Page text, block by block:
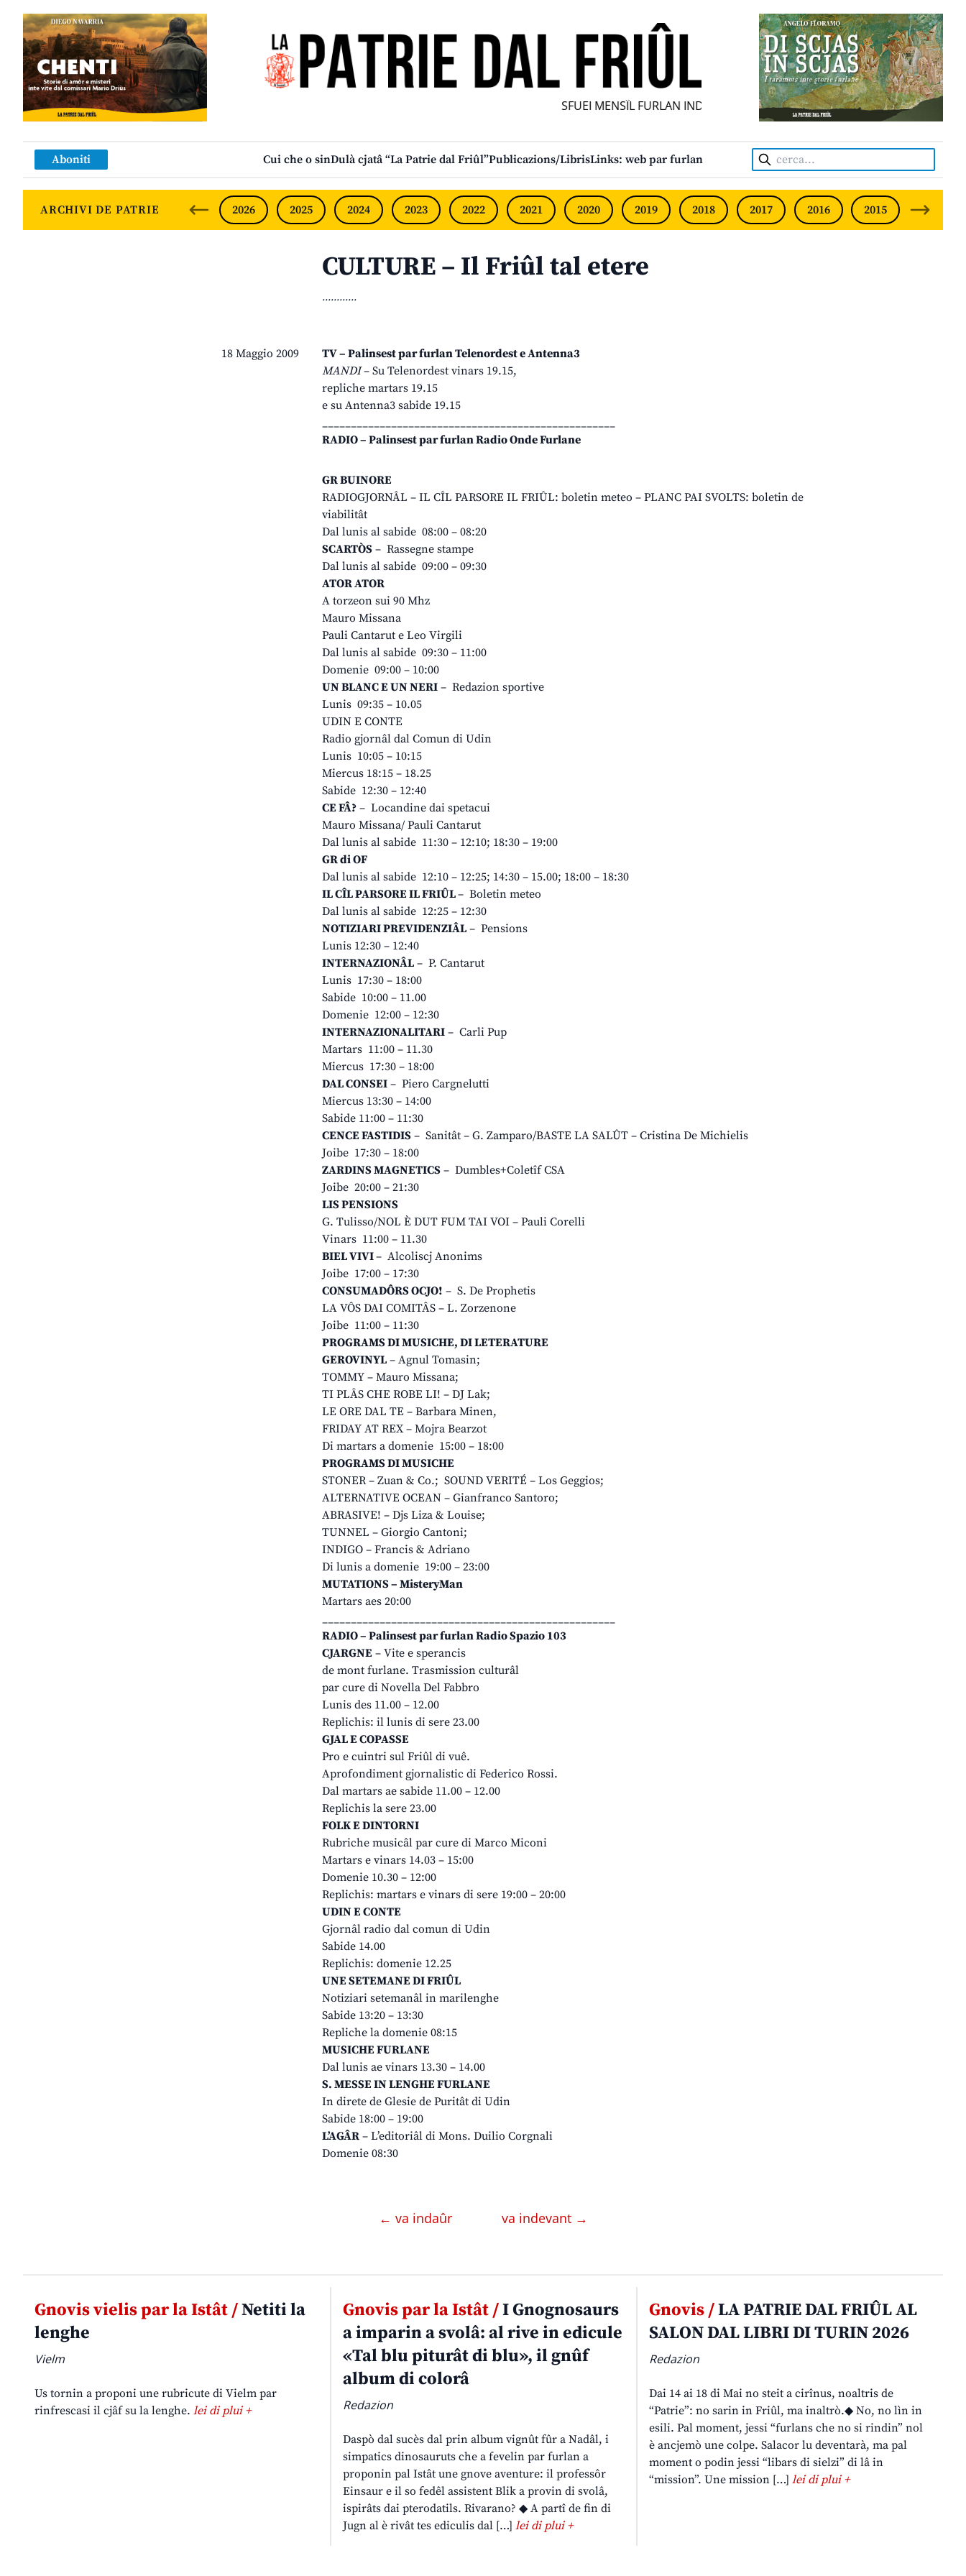
SFUEI MENSÎL FURLAN INDIPENDENT • INDEPENDENT FRIULIAN MONTHLY •
Aboniti Cui che o sinDulà cjatâ “La Patrie dal Friûl”Publicazions/LibrisLinks: web par furlan Cerca:
ARCHIVI DE PATRIE 2026 2025 2024 2023 2022 2021 2020 2019 2018 2017 2016 2015 2014
CULTURE – Il Friûl tal etere
............
18 Maggio 2009
TV – Palinsest par furlan Telenordest e Antenna3
MANDI– Su Telenordest vinars 19.15,
repliche martars 19.15
e su Antenna3 sabide 19.15
___________________________________________________
RADIO – Palinsest par furlan Radio Onde Furlane
GR BUINORE
RADIOGJORNÂL – IL CÎL PARSORE IL FRIÛL: boletin meteo – PLANC PAI SVOLTS: boletin de
viabilitât
Dal lunis al sabide 08:00 – 08:20
SCARTÒS – Rassegne stampe
Dal lunis al sabide 09:00 – 09:30
ATOR ATOR
A torzeon sui 90 Mhz
Mauro Missana
Pauli Cantarut e Leo Virgili
Dal lunis al sabide 09:30 – 11:00
Domenie 09:00 – 10:00
UN BLANC E UN NERI – Redazion sportive
Lunis 09:35 – 10.05
UDIN E CONTE
Radio gjornâl dal Comun di Udin
Lunis 10:05 – 10:15
Miercus 18:15 – 18.25
Sabide 12:30 – 12:40
CE FÂ? – Locandine dai spetacui
Mauro Missana/ Pauli Cantarut
Dal lunis al sabide 11:30 – 12:10; 18:30 – 19:00
GR di OF
Dal lunis al sabide 12:10 – 12:25; 14:30 – 15.00; 18:00 – 18:30
IL CÎL PARSORE IL FRIÛL– Boletin meteo
Dal lunis al sabide 12:25 – 12:30
NOTIZIARI PREVIDENZIÂL – Pensions
Lunis 12:30 – 12:40
INTERNAZIONÂL – P. Cantarut
Lunis 17:30 – 18:00
Sabide 10:00 – 11.00
Domenie 12:00 – 12:30
INTERNAZIONALITARI – Carli Pup
Martars 11:00 – 11.30
Miercus 17:30 – 18:00
DAL CONSEI – Piero Cargnelutti
Miercus 13:30 – 14:00
Sabide 11:00 – 11:30
CENCE FASTIDIS – Sanitât – G. Zamparo/BASTE LA SALÛT – Cristina De Michielis
Joibe 17:30 – 18:00
ZARDINS MAGNETICS – Dumbles+Coletîf CSA
Joibe 20:00 – 21:30
LIS PENSIONS
G. Tulisso/NOL È DUT FUM TAI VOI – Pauli Corelli
Vinars 11:00 – 11.30
BIEL VIVI– Alcoliscj Anonims
Joibe 17:00 – 17:30
CONSUMADÔRS OCJO! – S. De Prophetis
LA VÔS DAI COMITÂS – L. Zorzenone
Joibe 11:00 – 11:30
PROGRAMS DI MUSICHE, DI LETERATURE
GEROVINYL – Agnul Tomasin;
TOMMY – Mauro Missana;
TI PLÂS CHE ROBE LI! – DJ Lak;
LE ORE DAL TE – Barbara Minen,
FRIDAY AT REX – Mojra Bearzot
Di martars a domenie 15:00 – 18:00
PROGRAMS DI MUSICHE
STONER – Zuan & Co.; SOUND VERITÉ – Los Geggios;
ALTERNATIVE OCEAN – Gianfranco Santoro;
ABRASIVE! – Djs Liza & Louise;
TUNNEL – Giorgio Cantoni;
INDIGO – Francis & Adriano
Di lunis a domenie 19:00 – 23:00
MUTATIONS – MisteryMan
Martars aes 20:00
___________________________________________________
RADIO – Palinsest par furlan Radio Spazio 103
CJARGNE – Vite e sperancis
de mont furlane. Trasmission culturâl
par cure di Novella Del Fabbro
Lunis des 11.00 – 12.00
Replichis: il lunis di sere 23.00
GJAL E COPASSE
Pro e cuintri sul Friûl di vuê.
Aprofondiment gjornalistic di Federico Rossi.
Dal martars ae sabide 11.00 – 12.00
Replichis la sere 23.00
FOLK E DINTORNI
Rubriche musicâl par cure di Marco Miconi
Martars e vinars 14.03 – 15:00
Domenie 10.30 – 12:00
Replichis: martars e vinars di sere 19:00 – 20:00
UDIN E CONTE
Gjornâl radio dal comun di Udin
Sabide 14.00
Replichis: domenie 12.25
UNE SETEMANE DI FRIÛL
Notiziari setemanâl in marilenghe
Sabide 13:20 – 13:30
Repliche la domenie 08:15
MUSICHE FURLANE
Dal lunis ae vinars 13.30 – 14.00
S. MESSE IN LENGHE FURLANE
In direte de Glesie de Puritât di Udin
Sabide 18:00 – 19:00
L’AGÂR – L’editoriâl di Mons. Duilio Corgnali
Domenie 08:30
← va indaûr va indevant →
Gnovis vielis par la Istât /Netiti la
lenghe
Vielm
Us tornin a proponi une rubricute di Vielm par
rinfrescasi il cjâf su la lenghe. lei di plui +
Gnovis par la Istât /I Gnognosaurs
a imparin a svolâ: al rive in edicule
«Tal blu piturât di blu», il gnûf
album di colorâ
Redazion
Daspò dal sucès dal prin album vignût fûr a Nadâl, i
simpatics dinosauruts che a fevelin par furlan a
proponin pal Istât une gnove aventure: il professôr
Einsaur e il so fedêl assistent Blik a provin di svolâ,
ispirâts dai pterodatils. Rivarano? ◆ A partî de fin di
Jugn al è rivât tes ediculis dal […] lei di plui +
Gnovis /LA PATRIE DAL FRIÛL AL
SALON DAL LIBRI DI TURIN 2026
Redazion
Dai 14 ai 18 di Mai no steit a cirînus, noaltris de
“Patrie”: no sarin in Friûl, ma inaltrò.◆ No, no lìn in
esili. Pal moment, jessi “furlans che no si rindin” nol
è ancjemò une colpe. Salacor lu deventarà, ma pal
moment o podin jessi “libars di sielzi” di lâ in
“mission”. Une mission […]lei di plui +